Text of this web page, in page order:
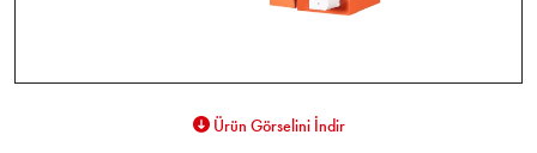
Ürün Görselini İndir